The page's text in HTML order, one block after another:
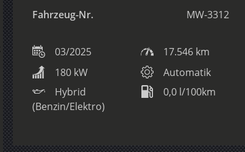
Fahrzeug-Nr. MW-3312
03/2025
17.546 km
180 kW
Automatik
Hybrid
(Benzin/Elektro)
0,0 l/100km